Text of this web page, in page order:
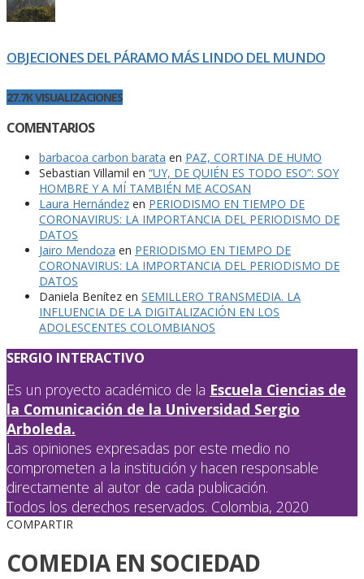
OBJECIONES DEL PÁRAMO MÁS LINDO DEL MUNDO
27.7K VISUALIZACIONES
COMENTARIOS
barbacoa carbon barata en PAZ, CORTINA DE HUMO
Sebastian Villamil en “UY, DE QUIÉN ES TODO ESO”: SOY
HOMBRE Y A MÍ TAMBIÉN ME ACOSAN
Laura Hernández en PERIODISMO EN TIEMPO DE
CORONAVIRUS: LA IMPORTANCIA DEL PERIODISMO DE
DATOS
Jairo Mendoza en PERIODISMO EN TIEMPO DE
CORONAVIRUS: LA IMPORTANCIA DEL PERIODISMO DE
DATOS
Daniela Benítez en SEMILLERO TRANSMEDIA. LA
INFLUENCIA DE LA DIGITALIZACIÓN EN LOS
ADOLESCENTES COLOMBIANOS
SERGIO INTERACTIVO
Es un proyecto académico de la Escuela Ciencias de
la Comunicación de la Universidad Sergio
Arboleda.
Las opiniones expresadas por este medio no
comprometen a la institución y hacen responsable
directamente al autor de cada publicación.
Todos los derechos reservados. Colombia, 2020
COMPARTIR
COMEDIA EN SOCIEDAD